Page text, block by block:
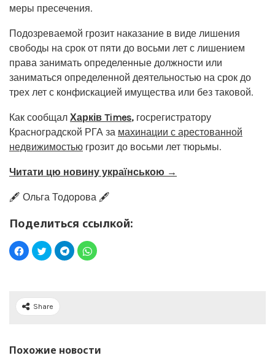
меры пресечения.
Подозреваемой грозит наказание в виде лишения
свободы на срок от пяти до восьми лет с лишением
права занимать определенные должности или
заниматься определенной деятельностью на срок до
трех лет с конфискацией имущества или без таковой.
Как сообщал Харків Times, госрегистратору
Красноградской РГА за махинации с арестованной
недвижимостью грозит до восьми лет тюрьмы.
Читати цю новину українською →
🖋️ Ольга Тодорова 🖋️
Поделиться ссылкой:
Share
Похожие новости